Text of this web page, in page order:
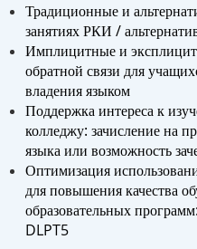
Традиционные и
занятиях РКИ /
Имплицитные и
обратной связи для
владения языком
Поддержка интереса к
колледжу: зачисление на
языка или возможность
Оптимизация
для повышения качества
образовательных
DLPT5